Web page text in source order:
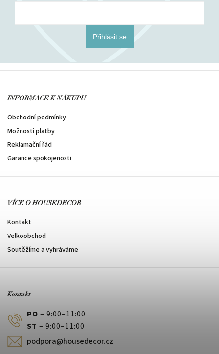
Přihlásit se
INFORMACE K NÁKUPU
Obchodní podmínky
Možnosti platby
Reklamační řád
Garance spokojenosti
VÍCE O HOUSEDECOR
Kontakt
Velkoobchod
Soutěžíme a vyhráváme
Kontakt
PO – 9:00–11:00
ST – 9:00–11:00
podpora@housedecor.cz